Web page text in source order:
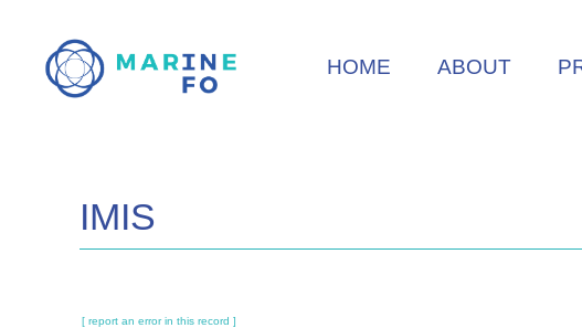
main
HOME ABOUT
IMIS
[ report an error in this record ]